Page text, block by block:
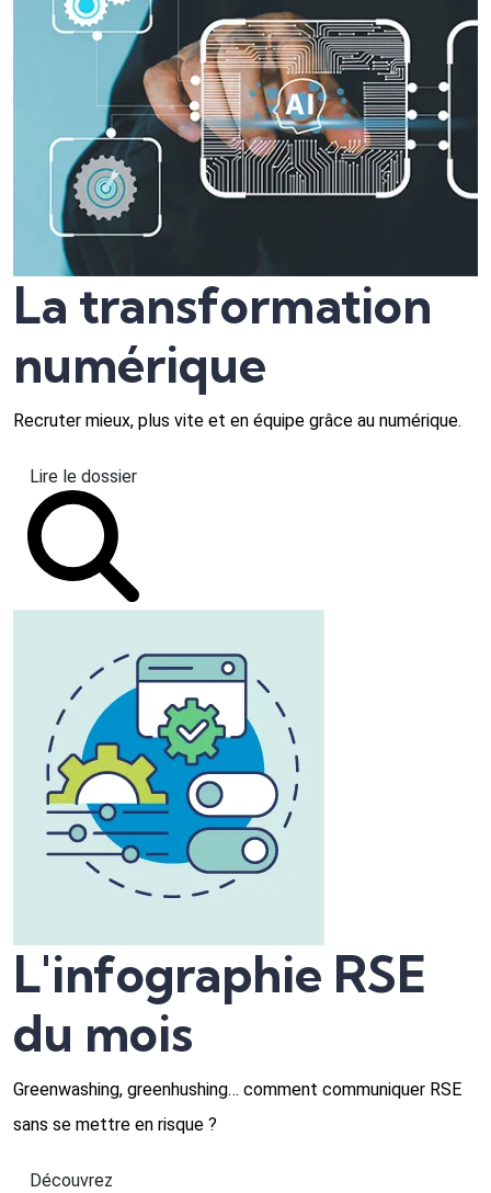
La transformation
numérique
Recruter mieux, plus vite et en équipe grâce au numérique.
Lire le dossier
L'infographie RSE
du mois
Greenwashing, greenhushing… comment communiquer RSE
sans se mettre en risque ?
Découvrez